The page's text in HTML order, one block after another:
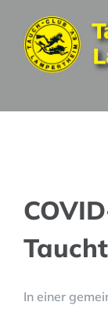
Inhalt
springen
In einer